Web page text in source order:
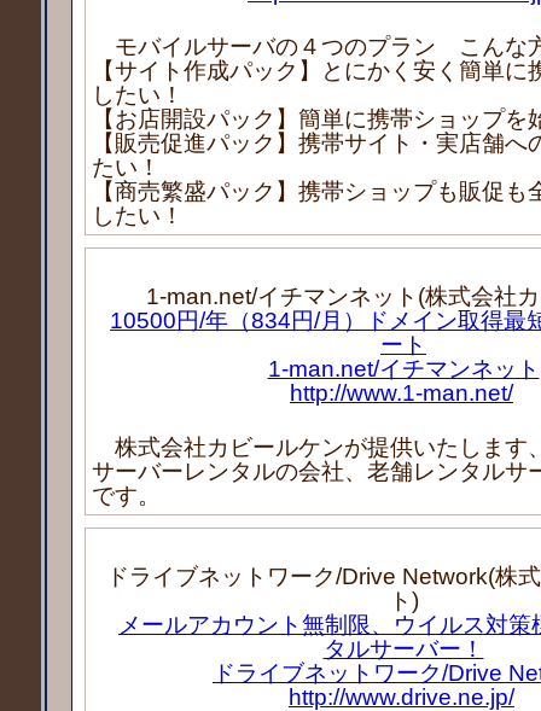
モバイルサーバの４つのプラン こんな
【サイト作成パック】とにかく安く簡単に
したい！
【お店開設パック】簡単に携帯ショップを
【販売促進パック】携帯サイト・実店舗へ
たい！
【商売繁盛パック】携帯ショップも販促も
したい！
1-man.net/イチマンネット(株式会社
10500円/年（834円/月）ドメイン取得最
ート
1-man.net/イチマンネット
http://www.1-man.net/
株式会社カビールケンが提供いたします
サーバーレンタルの会社、老舗レンタルサ
です。
ドライブネットワーク/Drive Network(株
ト)
メールアカウント無制限、ウイルス対策
タルサーバー！
ドライブネットワーク/Drive
http://www.drive.ne.jp/